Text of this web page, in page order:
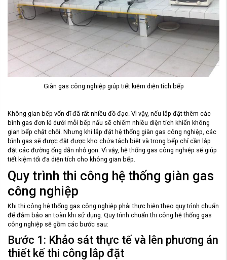
Giàn gas công nghiệp giúp tiết kiệm diện tích bếp
Không gian bếp vốn dĩ đã rất nhiều đồ đạc. Vì vậy, nếu lắp đặt thêm các
bình gas đơn lẻ dưới mỗi bếp nấu sẽ chiếm nhiều diện tích khiến không
gian bếp chật chội. Nhưng khi lắp đặt hệ thống giàn gas công nghiệp, các
bình gas sẽ được đặt được kho chứa tách biệt và trong bếp chỉ cần lắp
đặt các đường ống dẫn nhỏ gọn. Vì vậy, hệ thống gas công nghiệp sẽ giúp
tiết kiệm tối đa diện tích cho không gian bếp.
Quy trình thi công hệ thống giàn gas
công nghiệp
Khi thi công hệ thống gas công nghiệp phải thực hiện theo quy trình chuẩn
để đảm bảo an toàn khi sử dụng. Quy trình chuẩn thi công hệ thống gas
công nghiệp sẽ gồm các bước sau:
Bước 1: Khảo sát thực tế và lên phương án
thiết kế thi công lắp đặt